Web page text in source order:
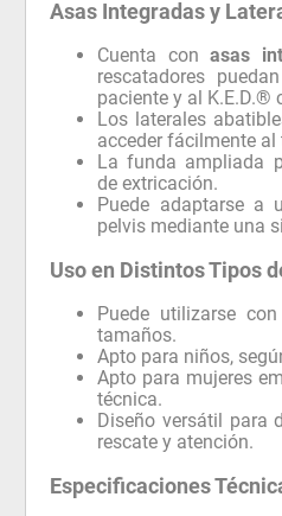
Asas Integradas y
Cuenta conasas
rescatadores
paciente y al K.E.D.®
Los laterales
acceder fácilmente al
La funda ampliada
de extricación.
Puede adaptarse a
pelvis mediante una
Uso en Distintos Tipos
Puede utilizarse
tamaños.
Apto para niños,
Apto para mujeres
técnica.
Diseño versátil para
rescate y atención.
Especificaciones